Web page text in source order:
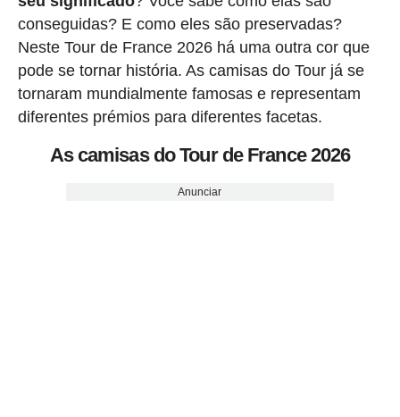
conseguidas? E como eles são preservadas?
Neste Tour de France 2026 há uma outra cor que
pode se tornar história. As camisas do Tour já se
tornaram mundialmente famosas e representam
diferentes prémios para diferentes facetas.
As camisas do Tour de France 2026
Anunciar